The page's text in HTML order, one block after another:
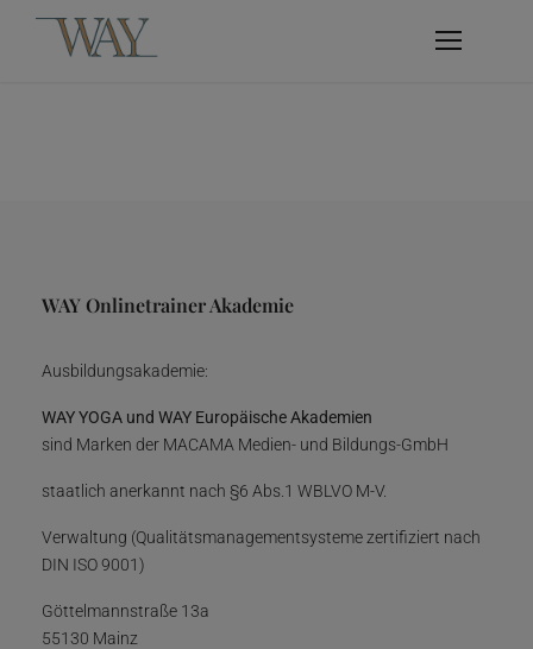
WAY Onlinetrainer Akademie
Ausbildungsakademie:
WAY YOGA und WAY Europäische Akademien
sind Marken der MACAMA Medien- und Bildungs-GmbH
staatlich anerkannt nach §6 Abs.1 WBLVO M-V.
Verwaltung (Qualitätsmanagementsysteme zertifiziert nach
DIN ISO 9001)
Göttelmannstraße 13a
55130 Mainz